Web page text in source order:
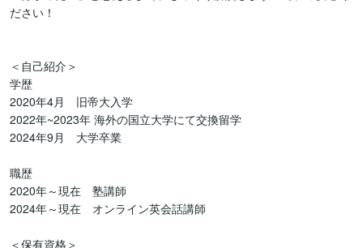
ださい！
＜自己紹介＞
学歴
2020年4月　旧帝大入学
2022年~2023年 海外の国立大学にて交換留学
2024年9月　大学卒業
職歴
2020年～現在　塾講師
2024年～現在　オンライン英会話講師
＜保有資格＞